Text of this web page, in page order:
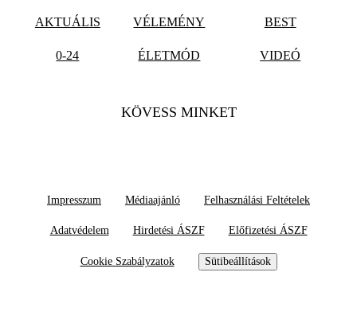
AKTUÁLIS VÉLEMÉNY BEST
0-24 ÉLETMÓD VIDEÓ
KÖVESS MINKET
Impresszum Médiaajánló Felhasználási Feltételek
Adatvédelem Hirdetési ÁSZF Előfizetési ÁSZF
Cookie Szabályzatok Sütibeállítások